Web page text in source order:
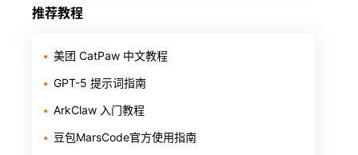
推荐教程
美团 CatPaw 中文教程
GPT-5 提示词指南
ArkClaw 入门教程
豆包MarsCode官方使用指南